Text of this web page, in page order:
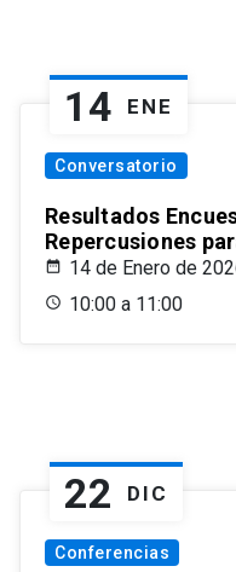
14 ENE
Conversatorio
Resultados
Repercusiones
14 de Enero de
10:00 a 11:00
22 DIC
Conferencias